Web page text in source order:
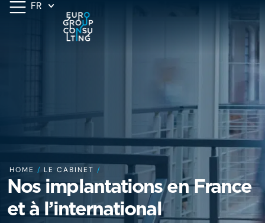
FR
HOME /LE CABINET /
Nos implantations en France
et à l’international